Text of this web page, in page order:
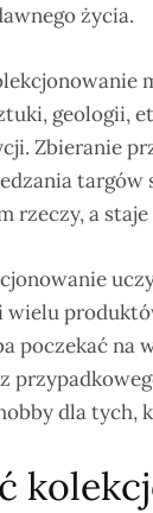
życia.
geologii,
Zbieranie
rzeczy, a
poczekać na
dla tych,